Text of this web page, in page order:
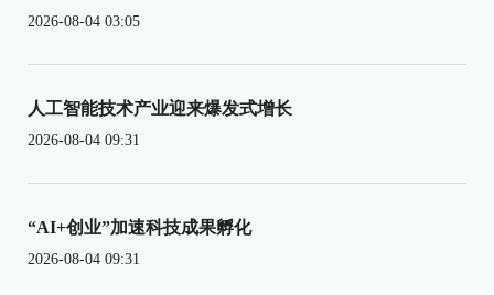
2026-08-04 03:05
人工智能技术产业迎来爆发式增长
2026-08-04 09:31
“AI+创业”加速科技成果孵化
2026-08-04 09:31